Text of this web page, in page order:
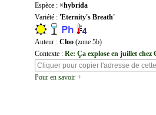
Espèce : ×hybrida
Variété : 'Eternity's Breath'
Auteur : Cloo (zone 5b)
Contexte : Re: Ça explose en juillet chez
Pour en savoir +